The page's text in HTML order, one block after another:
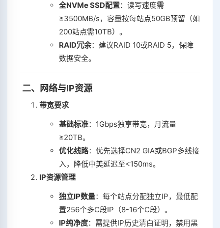
全NVMe SSD配置‌：读写速度需
≥3500MB/s，容量按每站点50GB预留（如
200站点需10TB）。
RAID冗余‌：建议RAID 10或RAID 5，保障
数据安全。
二、网络与IP资源
带宽要求
基础标准‌：1Gbps独享带宽，月流量
≥20TB。
优化线路‌：优先选择CN2 GIA或BGP多线接
入，降低中美延迟至<150ms。
IP资源管理
独立IP数量‌：每个站点分配独立IP，最低配
置256个多C段IP（8-16个C段）。
IP纯净度‌：需提供IP历史清白证明，禁用黑